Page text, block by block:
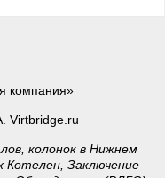
компания»
Virtbridge.ru
колонок в Нижнем
Котелен, Заключение